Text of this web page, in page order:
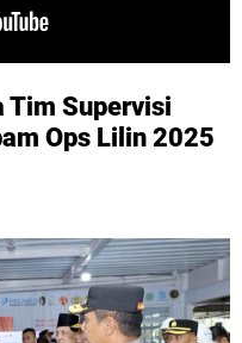
Tim Supervisi
Ops Lilin 2025